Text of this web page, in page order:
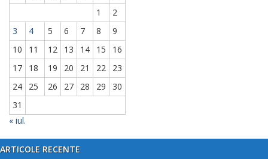
1
2
3
4 5 6 7 8
9
10
11 12 13 14 15
16
17
18 19 20 21 22
23
24
25 26 27 28 29
30
31
« iul.
ARTICOLE RECENTE